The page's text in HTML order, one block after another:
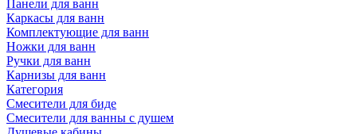
Панели для ванн
Каркасы для ванн
Комплектующие для ванн
Ножки для ванн
Ручки для ванн
Карнизы для ванн
Категория
Смесители для биде
Смесители для ванны с душем